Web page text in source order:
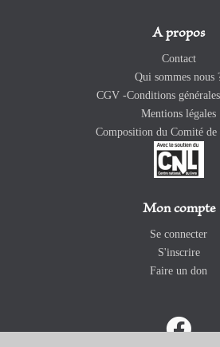
A propos
Contact
Qui sommes nous
CGV -Conditions
Mentions légales
Composition du Comité de
Mon compte
Se connecter
S'inscrire
Faire un don